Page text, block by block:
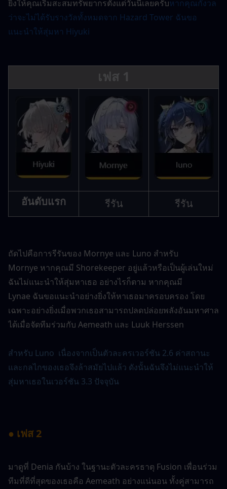
ยิ่งให้คุณเริ่มสะสมทรัพยากรตั้งแต่วันนี้เลยครับหากคุณกังวล
ว่าจะไม่ได้รับรางวัลทั้งหมดจาก Hazard Tower ฉันขอ
แนะนำให้สุ่มหา Hiyuki
เฟส 1
อันดับแรก รีรัน รีรัน
ถัดไปคือการรีรันของ Mornye และ Luno สำหรับ
Mornye หากคุณมี Shorekeeper อยู่แล้วหรือเป็นผู้เล่นใหม่
ฉันไม่แนะนำให้สุ่มหาเธอ อย่างไรก็ตาม หากคุณมี
Lynae ฉันขอแนะนำอย่างยิ่งให้หาเธอมาครอบครอง โดย
เฉพาะอย่างยิ่งเมื่อพวกเธอสามารถปลดปล่อยพลังอันมหาศาล
ได้เมื่อจัดทีมร่วมกับ Aemeath และ Luuk Herssen
สำหรับ Luno  เนื่องจากเป็นตัวละครเวอร์ชัน 2.6 ค่าสถานะ
และกลไกของเธอจึงล้าสมัยไปแล้ว ดังนั้นฉันจึงไม่แนะนำให้
สุ่มหาเธอในเวอร์ชัน 3.3 ปัจจุบัน
● เฟส 2
มาดูที่ Denia กันบ้าง ในฐานะตัวละครธาตุ Fusion เพื่อนร่วม
ทีมที่ดีที่สุดของเธอคือ Aemeath อย่างแน่นอน ทั้งคู่สามารถ